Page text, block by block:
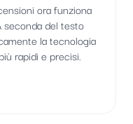
ora funziona
seconda del testo
la tecnologia
rapidi e precisi.